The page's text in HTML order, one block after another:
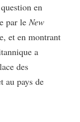
en
par le New
et en montrant
a
des
au pays de